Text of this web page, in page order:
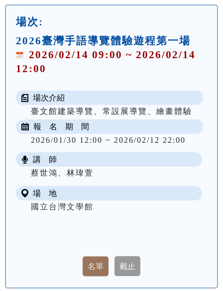
場次:
2026臺灣手語導覽體驗遊程第一場
2026/02/14 09:00 ~ 2026/02/14
12:00
場次介紹
臺文館建築導覽、常設展導覽、繪畫體驗
報 名 期 間
2026/01/30 12:00 ~ 2026/02/12 22:00
講 師
蔡世鴻、林瑋萱
場 地
國立台灣文學館